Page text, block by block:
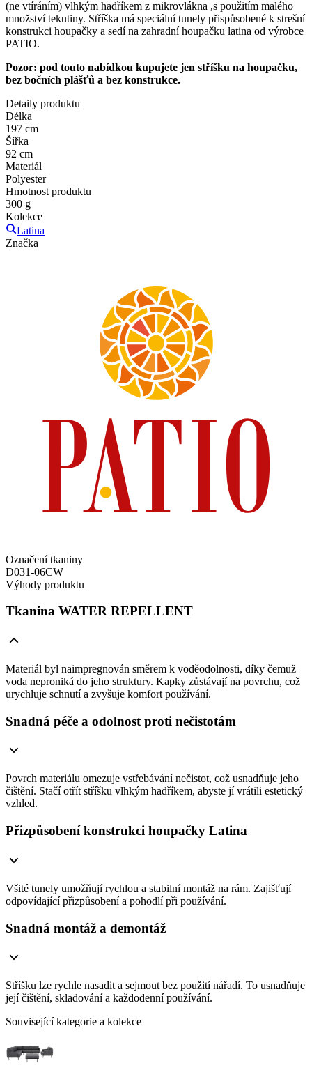
(ne vtíráním) vlhkým hadříkem z mikrovlákna ,s použitím malého
množství tekutiny. Stříška má speciální tunely přispůsobené k strešní
konstrukci houpačky a sedí na zahradní houpačku latina od výrobce
PATIO.
Pozor: pod touto nabídkou kupujete jen stříšku na houpačku,
bez bočních plášťů a bez konstrukce.
Detaily produktu
Délka
197 cm
Šířka
92 cm
Materiál
Polyester
Hmotnost produktu
300 g
Kolekce
Latina
Značka
Označení tkaniny
D031-06CW
Výhody produktu
Tkanina WATER REPELLENT
Materiál byl naimpregnován směrem k voděodolnosti, díky čemuž
voda neproniká do jeho struktury. Kapky zůstávají na povrchu, což
urychluje schnutí a zvyšuje komfort používání.
Snadná péče a odolnost proti nečistotám
Povrch materiálu omezuje vstřebávání nečistot, což usnadňuje jeho
čištění. Stačí otřít stříšku vlhkým hadříkem, abyste jí vrátili estetický
vzhled.
Přizpůsobení konstrukci houpačky Latina
Všité tunely umožňují rychlou a stabilní montáž na rám. Zajišťují
odpovídající přizpůsobení a pohodlí při používání.
Snadná montáž a demontáž
Stříšku lze rychle nasadit a sejmout bez použití nářadí. To usnadňuje
její čištění, skladování a každodenní používání.
Související kategorie a kolekce